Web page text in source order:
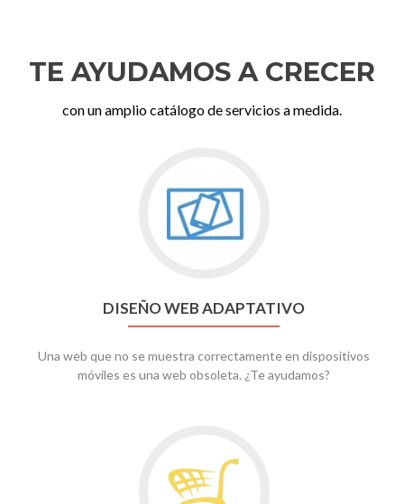
TE AYUDAMOS A CRECER
con un amplio catálogo de servicios a medida.
to
Diseño
web
DISEÑO WEB ADAPTATIVO
Una web que no se muestra correctamente en dispositivos
móviles es una web obsoleta. ¿Te ayudamos?
to
Comercio